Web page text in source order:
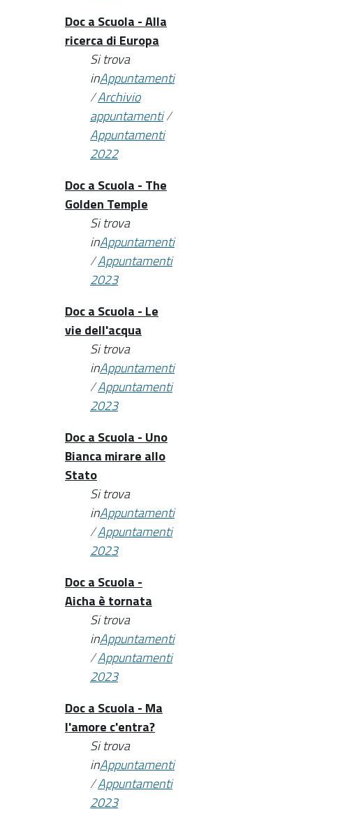
Doc a Scuola - Alla
ricerca di Europa
Si trova
inAppuntamenti
/Archivio
appuntamenti/
Appuntamenti
2022
Doc a Scuola - The
Golden Temple
Si trova
inAppuntamenti
/Appuntamenti
2023
Doc a Scuola - Le
vie dell'acqua
Si trova
inAppuntamenti
/Appuntamenti
2023
Doc a Scuola - Uno
Bianca mirare allo
Stato
Si trova
inAppuntamenti
/Appuntamenti
2023
Doc a Scuola -
Aicha è tornata
Si trova
inAppuntamenti
/Appuntamenti
2023
Doc a Scuola - Ma
l'amore c'entra?
Si trova
inAppuntamenti
/Appuntamenti
2023